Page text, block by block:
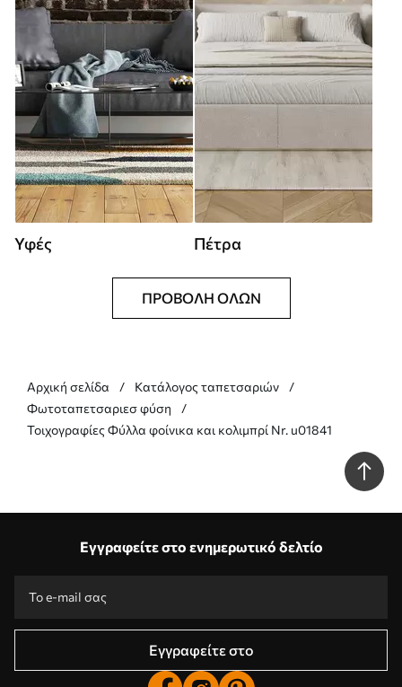
Υφές Πέτρα
ΠΡΟΒΟΛΉ ΌΛΩΝ
Αρχική σελίδα
Κατάλογος ταπετσαριών
Φωτοταπετσαριεσ φύση
Τοιχογραφίες Φύλλα φοίνικα και κολιμπρί Nr. u01841
Εγγραφείτε στο ενημερωτικό δελτίο
Εγγραφείτε στο